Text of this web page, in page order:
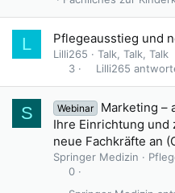
L Pflegeausstieg und
Lilli265
Talk, Talk, Talk
3
Lilli265
S Webinar
Marketing –
Ihre Einrichtung und
neue Fachkräfte an
Springer Medizin
0